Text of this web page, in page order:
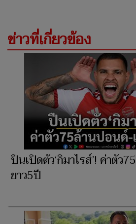
ข่าวที่เกี่ยวข้อง
ปืนเปิดตัว‘กิมาไรส์’! ค่าตัว
ยาว5ปี